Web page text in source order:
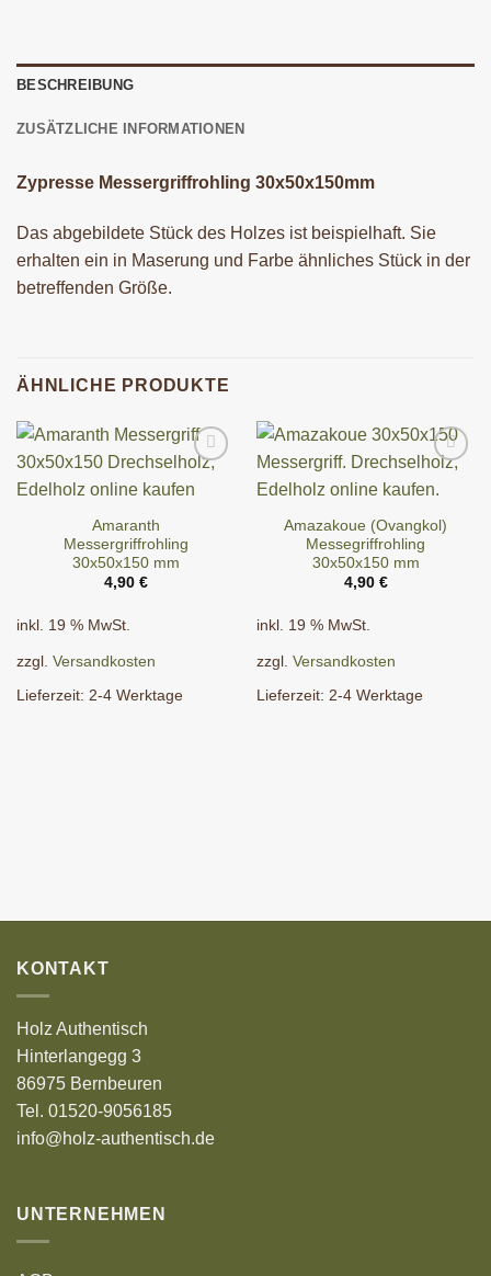
BESCHREIBUNG
ZUSÄTZLICHE INFORMATIONEN
Zypresse Messergriffrohling 30x50x150mm
Das abgebildete Stück des Holzes ist beispielhaft. Sie
erhalten ein in Maserung und Farbe ähnliches Stück in der
betreffenden Größe.
ÄHNLICHE PRODUKTE
Amaranth
Messergriffrohling
30x50x150 mm
4,90 €
inkl. 19 % MwSt.
zzgl. Versandkosten
Lieferzeit: 2-4 Werktage
Amazakoue (Ovangkol)
Messegriffrohling
30x50x150 mm
4,90 €
inkl. 19 % MwSt.
zzgl. Versandkosten
Lieferzeit: 2-4 Werktage
KONTAKT
Holz Authentisch
Hinterlangegg 3
86975 Bernbeuren
Tel. 01520-9056185
info@holz-authentisch.de
UNTERNEHMEN